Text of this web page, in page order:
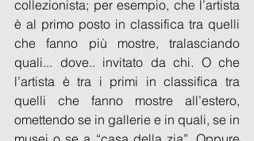
collezionista; per esempio, che l’artista
è al primo posto in classifica tra quelli
che fanno più mostre, tralasciando
quali... dove.. invitato da chi. O che
l’artista è tra i primi in classifica tra
quelli che fanno mostre all’estero,
omettendo se in gallerie e in quali, se in